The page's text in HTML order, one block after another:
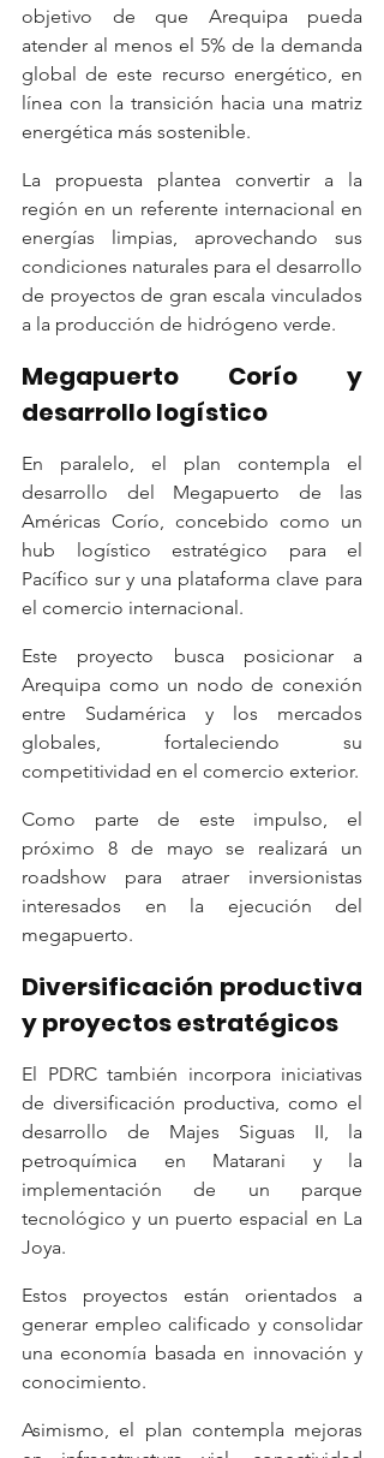
objetivo de que Arequipa pueda
atender al menos el 5% de la demanda
global de este recurso energético, en
línea con la transición hacia una matriz
energética más sostenible.
La propuesta plantea convertir a la
región en un referente internacional en
energías limpias, aprovechando sus
condiciones naturales para el desarrollo
de proyectos de gran escala vinculados
a la producción de hidrógeno verde.
Megapuerto Corío y
desarrollo logístico
En paralelo, el plan contempla el
desarrollo del Megapuerto de las
Américas Corío, concebido como un
hub logístico estratégico para el
Pacífico sur y una plataforma clave para
el comercio internacional.
Este proyecto busca posicionar a
Arequipa como un nodo de conexión
entre Sudamérica y los mercados
globales, fortaleciendo su
competitividad en el comercio exterior.
Como parte de este impulso, el
próximo 8 de mayo se realizará un
roadshow para atraer inversionistas
interesados en la ejecución del
megapuerto.
Diversificación productiva
y proyectos estratégicos
El PDRC también incorpora iniciativas
de diversificación productiva, como el
desarrollo de Majes Siguas II, la
petroquímica en Matarani y la
implementación de un parque
tecnológico y un puerto espacial en La
Joya.
Estos proyectos están orientados a
generar empleo calificado y consolidar
una economía basada en innovación y
conocimiento.
Asimismo, el plan contempla mejoras